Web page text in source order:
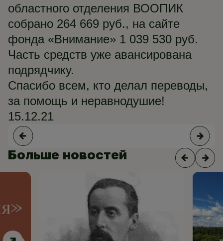
областного отделения ВООПИК
собрано 264 669 руб., на сайте
фонда «Внимание» 1 039 530 руб.
Часть средств уже авансирована
подрядчику.
Спасибо всем, кто делал переводы,
за помощь и неравнодушие!
15.12.21
Больше новостей